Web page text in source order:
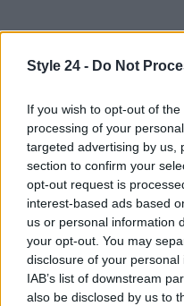
Style 24 - Do Not
If you wish to opt-out of
processing of your
targeted advertising by us,
section to confirm your
opt-out request is
interest-based ads based
us or personal information
your opt-out. You may
disclosure of your
IAB’s list of downstream
also be disclosed by us to
Staff